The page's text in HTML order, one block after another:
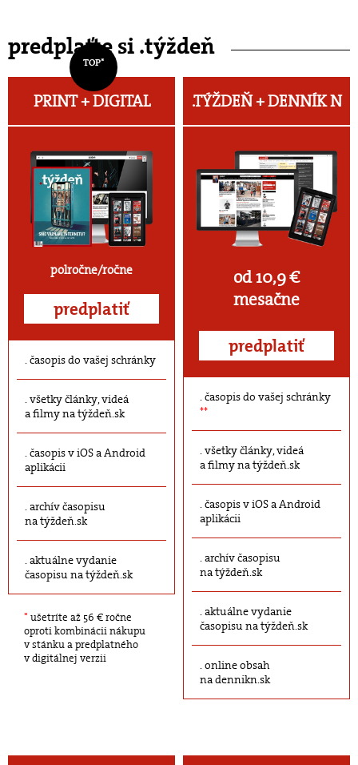
predplaťte si .týždeň
TOP*
PRINT + DIGITAL
polročne/ročne
predplatiť
časopis do vašej schránky
všetky články, videá
a filmy na týždeň.sk
časopis v iOS a Android
aplikácii
archív časopisu
na týždeň.sk
aktuálne vydanie
časopisu na týždeň.sk
* ušetríte až 56 € ročne
oproti kombinácii nákupu
v stánku a predplatného
v digitálnej verzii
.TÝŽDEŇ +DENNÍK N
od 10,9 €
mesačne
predplatiť
časopis do vašej schránky
**
všetky články, videá
a filmy na týždeň.sk
časopis v iOS a Android
aplikácii
archív časopisu
na týždeň.sk
aktuálne vydanie
časopisu na týždeň.sk
online obsah
na dennikn.sk